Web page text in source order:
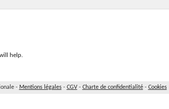
help.
- Mentions légales- CGV- Charte de confidentialité- Cookies